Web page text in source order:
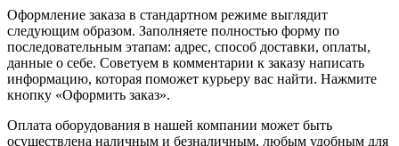
Оформление заказа в стандартном режиме выглядит
следующим образом. Заполняете полностью форму по
последовательным этапам: адрес, способ доставки, оплаты,
данные о себе. Советуем в комментарии к заказу написать
информацию, которая поможет курьеру вас найти. Нажмите
кнопку «Оформить заказ».
Оплата оборудования в нашей компании может быть
осуществлена наличным и безналичным, любым удобным для